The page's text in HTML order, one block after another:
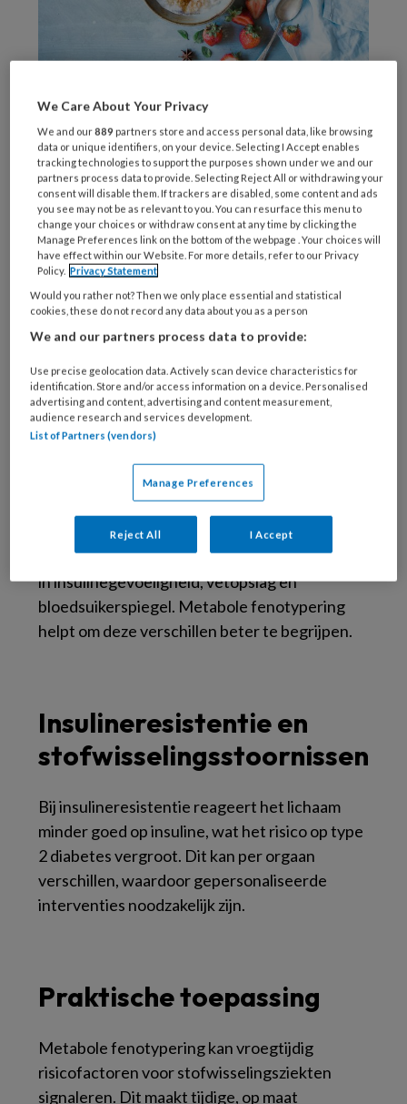
Wat is metabole
fenotypering?
Metabole fenotypering analyseert hoe de
stofwisseling van een individu functioneert,
los van BMI of gewicht. Dit helpt artsen en
diëtisten om gerichte voedings- en
bewegingsadviezen te geven
.
Waarom verschillen
voedingsreacties per
persoon?
Mensen met een vergelijkbare lichaamsbouw
kunnen anders reageren op een dieet of
bewegingsprogramma. Dit komt door variaties
in insulinegevoeligheid, vetopslag en
bloedsuikerspiegel. Metabole fenotypering
helpt om deze verschillen beter te begrijpen.
Insulineresistentie en
stofwisselingsstoornissen
Bij insulineresistentie reageert het lichaam
minder goed op insuline, wat het risico op type
2 diabetes vergroot. Dit kan per orgaan
verschillen, waardoor gepersonaliseerde
interventies noodzakelijk zijn.
Praktische toepassing
Metabole fenotypering kan vroegtijdig
risicofactoren voor stofwisselingsziekten
signaleren. Dit maakt tijdige, op maat
We Care About Your Privacy
We and our889 partners store and access personal data, like browsing
data or unique identifiers, on your device. Selecting I Accept enables
tracking technologies to support the purposes shown under we and our
partners process data to provide. Selecting Reject All or withdrawing your
consent will disable them. If trackers are disabled, some content and ads
you see may not be as relevant to you. You can resurface this menu to
change your choices or withdraw consent at any time by clicking the
Manage Preferences link on the bottom of the webpage . Your choices will
have effect within our Website. For more details, refer to our Privacy
Policy. Privacy Statement
Would you rather not? Then we only place essential and statistical
cookies, these do not record any data about you as a person
We and our partners process data to provide:
Use precise geolocation data. Actively scan device characteristics for
identification. Store and/or access information on a device. Personalised
advertising and content, advertising and content measurement,
audience research and services development.
List of Partners (vendors)
Manage Preferences
Reject All I Accept